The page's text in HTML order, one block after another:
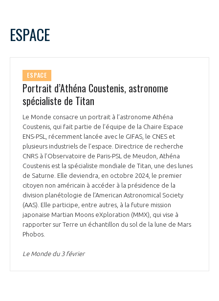
ESPACE
ESPACE
Portrait d’Athéna Coustenis, astronome
spécialiste de Titan
Le Monde consacre un portrait à l’astronome Athéna
Coustenis, qui fait partie de l’équipe de la Chaire Espace
ENS-PSL, récemment lancée avec le GIFAS, le CNES et
plusieurs industriels de l’espace. Directrice de recherche
CNRS à l’Observatoire de Paris-PSL de Meudon, Athéna
Coustenis est la spécialiste mondiale de Titan, une des lunes
de Saturne. Elle deviendra, en octobre 2024, le premier
citoyen non américain à accéder à la présidence de la
division planétologie de l’American Astronomical Society
(AAS). Elle participe, entre autres, à la future mission
japonaise Martian Moons eXploration (MMX), qui vise à
rapporter sur Terre un échantillon du sol de la lune de Mars
Phobos.
Le Monde du 3 février